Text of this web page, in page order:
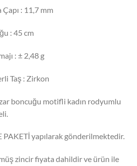
: 11,7 mm
: 45 cm
: ± 2,48 g
Taş : Zirkon
boncuğu motifli kadın rodyumlu
yapılarak gönderilmektedir.
zincir fiyata dahildir ve ürün ile